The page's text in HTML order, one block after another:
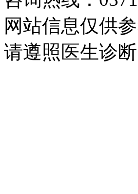
网站信息仅供
请遵照医生诊断